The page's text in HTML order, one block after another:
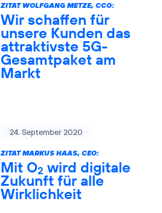
ZITAT WOLFGANG METZE, CCO:
Wir schaffen für
unsere Kunden das
attraktivste 5G-
Gesamtpaket am
Markt
24. September 2020
ZITAT MARKUS HAAS, CEO:
Mit O2 wird digitale
Zukunft für alle
Wirklichkeit